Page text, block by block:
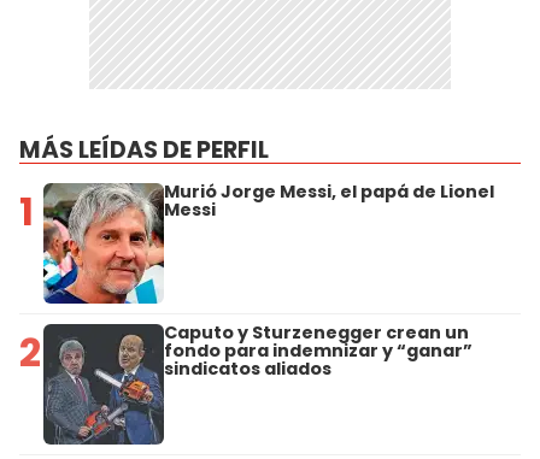
MÁS LEÍDAS DE PERFIL
1 Murió Jorge Messi, el papá de Lionel
Messi
2 Caputo y Sturzenegger crean un
fondo para indemnizar y “ganar”
sindicatos aliados